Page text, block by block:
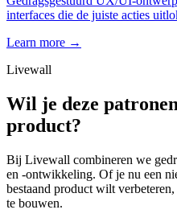
interfaces die de juiste acties
Learn more →
Livewall
Wil je deze
product?
Bij Livewall combineren we
en -ontwikkeling. Of je nu een
bestaand product wilt
te bouwen.